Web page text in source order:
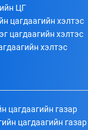
ЦГ
цагдаагийн хэлтэс
цагдаагийн хэлтэс
хэлтэс
цагдаагийн газар
цагдаагийн газар